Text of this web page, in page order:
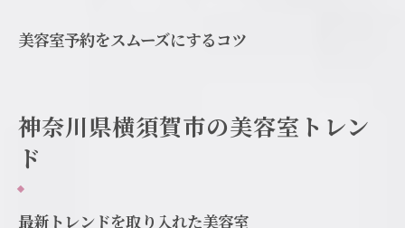
美容室でのリラックスの方法
横須賀市の美容室プレスリリース特集
美容室予約をスムーズにするコツ
神奈川県横須賀市の美容室トレン
ド
最新トレンドを取り入れた美容室